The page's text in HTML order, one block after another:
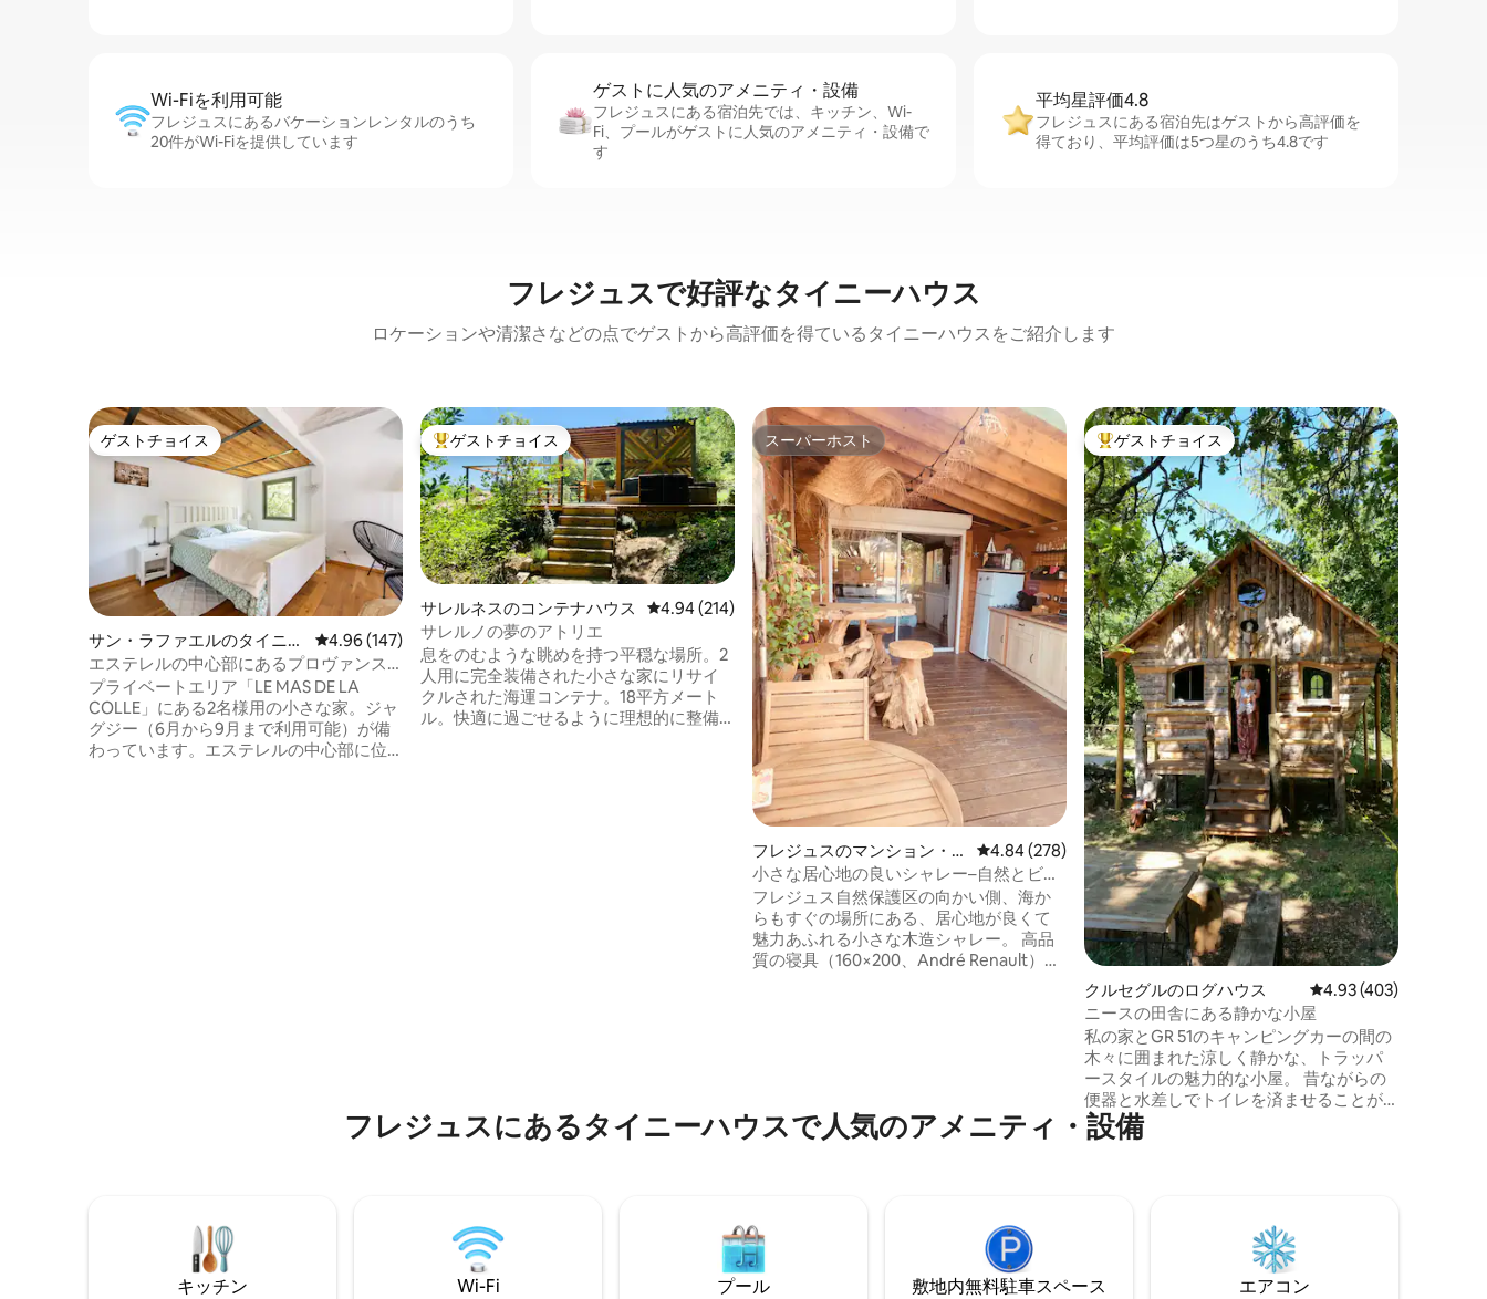
Wi-Fiを利⁠用⁠可⁠能
フレジュスにあるバケーションレンタルのうち
20件がWi-Fiを提供しています
ゲストに人⁠気⁠のア⁠メ⁠ニ⁠テ⁠ィ・設⁠備
フレジュスにある宿泊先では、キッチン、Wi-
Fi、プールがゲストに人気のアメニティ・設備で
す
平均星評価4.8
フレジュスにある宿泊先はゲストから高評価を
得ており、平均評価は5つ星のうち4.8です
フレジュスで好評なタイニーハウス
ロケーションや清潔さなどの点でゲストから高評価を得ているタイニーハウスをご紹介します
ゲストチョイス
ゲストチョイス
サン・ラファエルのタイニー
ハウス
レビュー147件、5つ星中4.96つ星の平均評価
4.96 (147)
エステレルの中心部にあるプロヴァンス
の小さな家
プライベートエリア「LE MAS DE LA
COLLE」にある2名様用の小さな家。ジャ
グジー（6月から9月まで利用可能）が備
わっています。エステレルの中心部に位
大好評のゲストチョイスです。
ゲストチョイス
サレルネスのコンテナハウス レビュー214件、5つ星中4.94つ星の平均評価
4.94 (214)
サレルノの夢のアトリエ
息をのむような眺めを持つ平穏な場所。2
人用に完全装備された小さな家にリサイ
クルされた海運コンテナ。18平方メート
ル。快適に過ごせるように理想的に整備
スーパーホスト
スーパーホスト
フレジュスのマンション・ア
パート
レビュー278件、5つ星中4.84つ星の平均評価
4.84 (278)
小さな居心地の良いシャレー–自然とビー
チが徒歩圏内
フレジュス自然保護区の向かい側、海か
らもすぐの場所にある、居心地が良くて
魅力あふれる小さな木造シャレー。 高品
質の寝具（160×200、André Renault）、
正面に無料駐車場があります。 心身とも
にリフレッシュできる、まさに至福の空
大好評のゲストチョイスです。
ゲストチョイス
クルセグルのログハウス レビュー403件、5つ
4.93 (403)
ニースの田舎にある静かな小屋
私の家とGR 51のキャンピングカーの間の
木々に囲まれた涼しく静かな、トラッパ
ースタイルの魅力的な小屋。 昔ながらの
便器と水差しでトイレを済ませることが
できます。または、小屋の後ろに水タン
クのある屋外の冷水シャワーがありま
ロ、ディナーバスケットは1人15ユーロ、
またはテーブル・ドテは24ユーロ。予約
制、現金のみ受け付け。
フレジュスにあるタイニーハウスで人気のアメニティ・設備
キッチン Wi-Fi プール 敷地内無料駐⁠車ス⁠ペ⁠ー⁠ス エアコン